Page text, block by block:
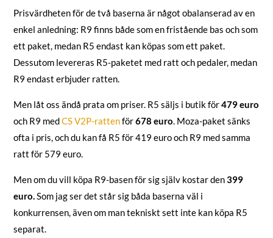
Prisvärdheten för de två baserna är något obalanserad av en
enkel anledning: R9 finns både som en fristående bas och som
ett paket, medan R5 endast kan köpas som ett paket.
Dessutom levereras R5-paketet med ratt och pedaler, medan
R9 endast erbjuder ratten.
Men låt oss ändå prata om priser. R5 säljs i butik för479 euro
och R9 medCS V2P-rattenför678 euro. Moza-paket sänks
ofta i pris, och du kan få R5 för 419 euro och R9 med samma
ratt för 579 euro.
Men om du vill köpa R9-basen för sig själv kostar den399
euro.Som jag ser det står sig båda baserna väl i
konkurrensen, även om man tekniskt sett inte kan köpa R5
separat.